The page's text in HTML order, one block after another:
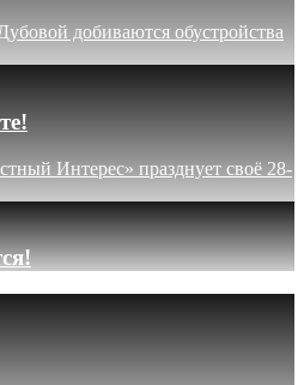
добиваются обустройства
Интерес» празднует своё 28-